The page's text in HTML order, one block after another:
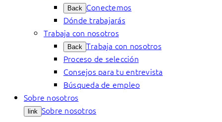
Back Conectemos
Dónde trabajarás
Trabaja con nosotros
Back Trabaja con nosotros
Proceso de selección
Consejos para tu entrevista
Búsqueda de empleo
Sobre nosotros
link Sobre nosotros